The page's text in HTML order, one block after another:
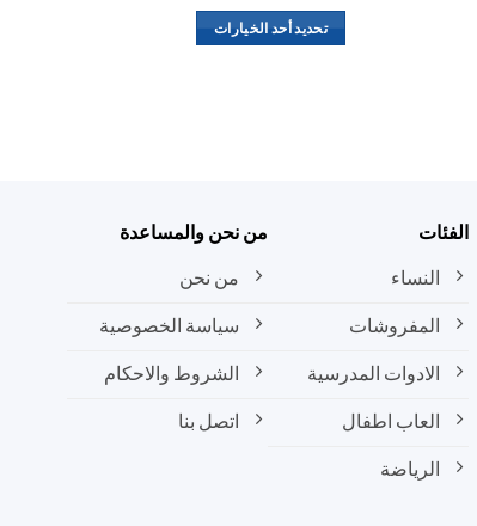
تحديد أحد الخيارات
يمكن
اختيار
على
صفحة
الفئات
النساء
المفروشات
الادوات المدرسية
العاب اطفال
الرياضة
من نحن والمساعدة
من نحن
سياسة الخصوصية
الشروط والاحكام
اتصل بنا